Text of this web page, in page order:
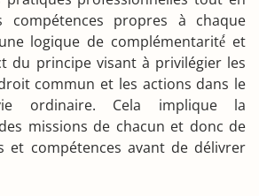
compétences propres à chaque
logique de complémentarité́ et
du principe visant à privilégier les
commun et les actions dans le
ordinaire. Cela implique la
missions de chacun et donc de
et compétences avant de délivrer